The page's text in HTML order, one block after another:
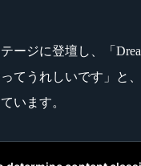
ージに登壇し、「
てうれしいです」と
います。